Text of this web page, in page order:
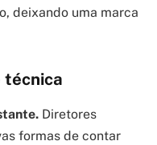
deixando uma marca
técnica
Diretores
formas de contar